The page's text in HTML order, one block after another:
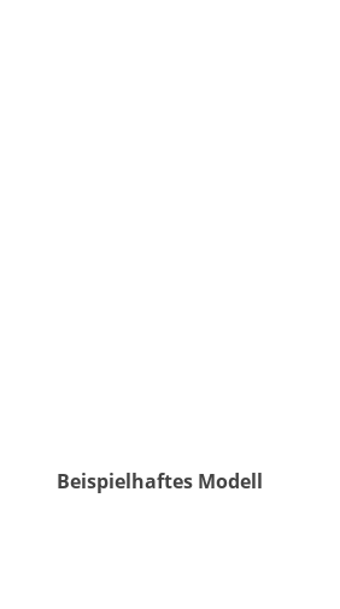
Beispielhaftes Modell